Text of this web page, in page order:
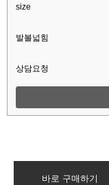
size
발볼넓힘
상담요청
바로 구매하기